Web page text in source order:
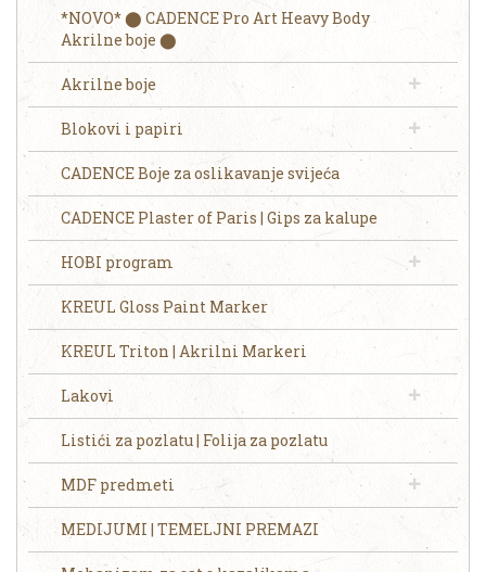
*NOVO* ⬤ CADENCE Pro Art Heavy Body
Akrilne boje ⬤
Akrilne boje
Blokovi i papiri
CADENCE Boje za oslikavanje svijeća
CADENCE Plaster of Paris | Gips za kalupe
HOBI program
KREUL Gloss Paint Marker
KREUL Triton | Akrilni Markeri
Lakovi
Listići za pozlatu | Folija za pozlatu
MDF predmeti
MEDIJUMI | TEMELJNI PREMAZI